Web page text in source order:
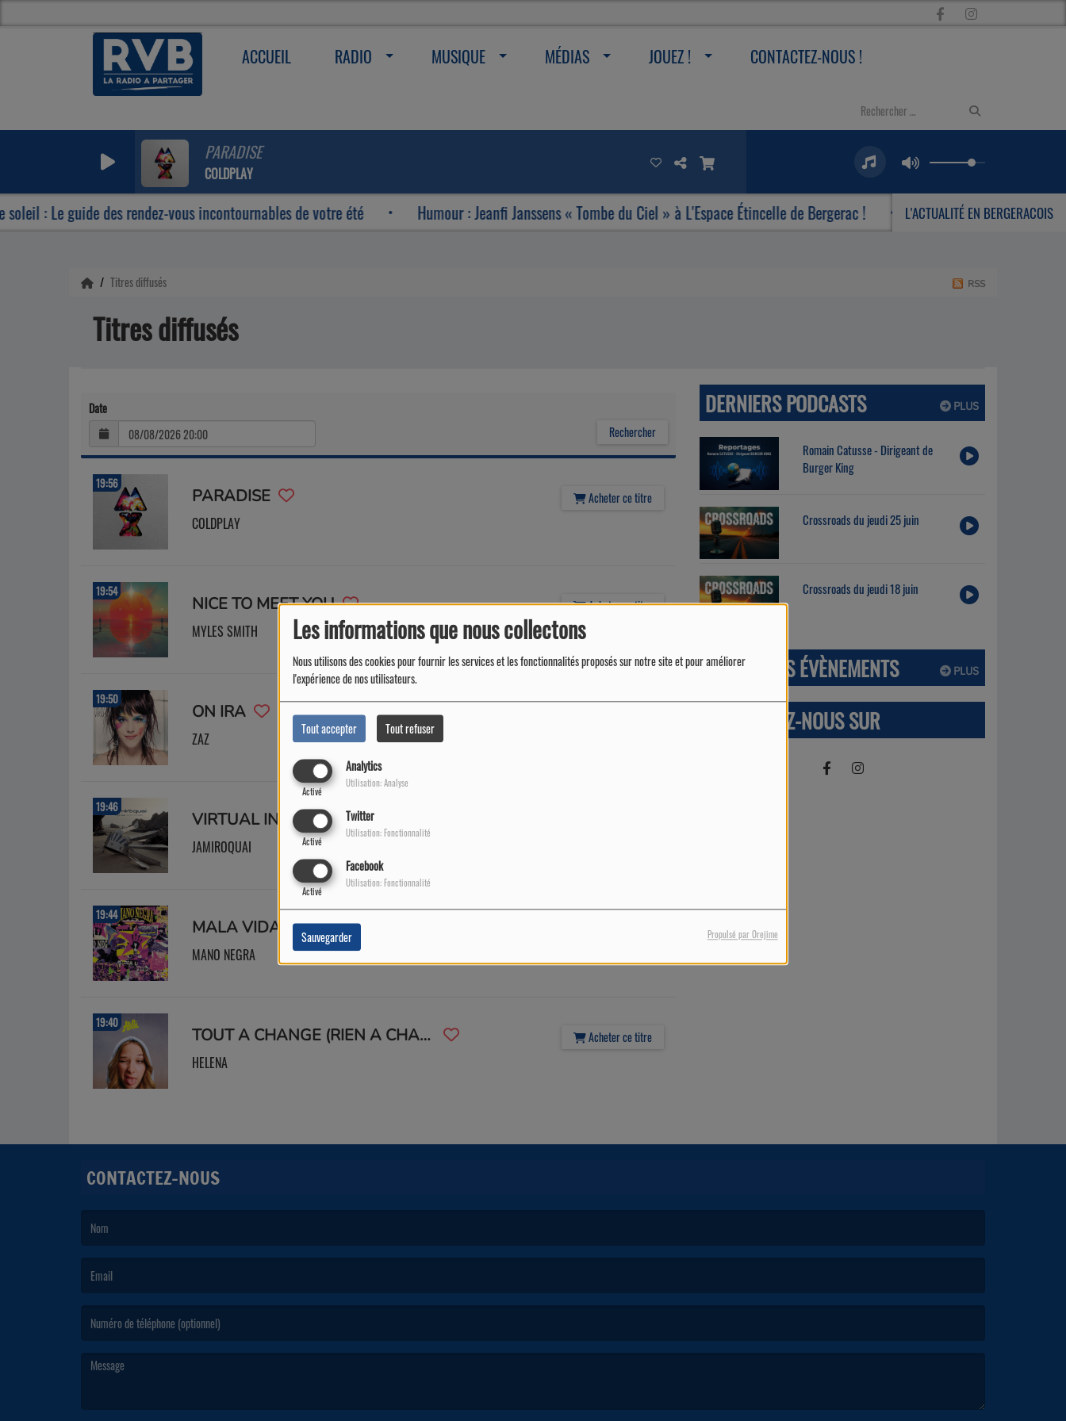
Les informations que nous collectons
Nous utilisons des cookies pour fournir les services et les fonctionnalités proposés sur notre site et pour améliorer
l'expérience de nos utilisateurs.
Tout accepter Tout refuser
Analytics
Activé
Utilisation: Analyse
Twitter
Activé
Utilisation: Fonctionnalité
Facebook
Activé
Utilisation: Fonctionnalité
Sauvegarder Propulsé par Orejime
ACCUEIL RADIO MUSIQUE MÉDIAS JOUEZ ! CONTACTEZ-NOUS !
PARADISE
COLDPLAY
L'ACTUALITÉ EN BERGERACOIS
: Le guide des rendez-vous incontournables de votre été Humour : Jeanfi Janssens « Tombe du Ciel » à L'Espace Étincelle de Bergerac ! Le Centre Culturel Michel
Titres diffusés
Titres diffusés
RSS
Date
19:56
PARADISE
COLDPLAY
Acheter ce titre
19:54
NICE TO MEET YOU
MYLES SMITH
Acheter ce titre
19:50
ON IRA
ZAZ
19:46
VIRTUAL INSANITY.
JAMIROQUAI
19:44
MALA VIDA
MANO NEGRA
19:40
TOUT A CHANGE (RIEN A CHANGE)
HELENA
Acheter ce titre
PLUS
DERNIERS PODCASTS
Romain Catusse - Dirigeant de
Burger King
Crossroads du jeudi 25 juin
Crossroads du jeudi 18 juin
PLUS
PROCHAINS ÉVÈNEMENTS
RETROUVEZ-NOUS SUR
CONTACTEZ-NOUS